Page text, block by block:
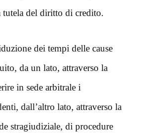
tutela del diritto di credito.
dei tempi delle cause
da un lato, attraverso la
in sede arbitrale i
dall’altro lato, attraverso la
stragiudiziale, di procedure